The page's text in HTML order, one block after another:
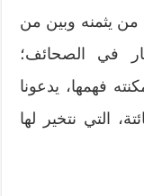
من يثمنه وبين من
في الصحائف؛
فهمها، يدعونا
التي نتخير لها